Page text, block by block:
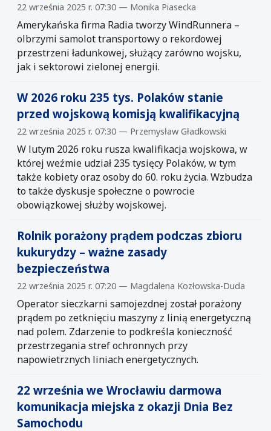
22 września 2025 r. 07:30 — Monika Piasecka
Amerykańska firma Radia tworzy WindRunnera –
olbrzymi samolot transportowy o rekordowej
przestrzeni ładunkowej, służący zarówno wojsku,
jak i sektorowi zielonej energii.
W 2026 roku 235 tys. Polaków stanie
przed wojskową komisją kwalifikacyjną
22 września 2025 r. 07:30 — Przemysław Gładkowski
W lutym 2026 roku rusza kwalifikacja wojskowa, w
której weźmie udział 235 tysięcy Polaków, w tym
także kobiety oraz osoby do 60. roku życia. Wzbudza
to także dyskusje społeczne o powrocie
obowiązkowej służby wojskowej.
Rolnik porażony prądem podczas zbioru
kukurydzy – ważne zasady
bezpieczeństwa
22 września 2025 r. 07:20 — Magdalena Kozłowska-Duda
Operator sieczkarni samojezdnej został porażony
prądem po zetknięciu maszyny z linią energetyczną
nad polem. Zdarzenie to podkreśla konieczność
przestrzegania stref ochronnych przy
napowietrznych liniach energetycznych.
22 września we Wrocławiu darmowa
komunikacja miejska z okazji Dnia Bez
Samochodu